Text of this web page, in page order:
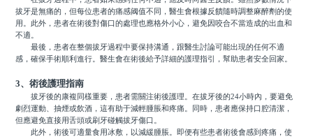
拔牙是無痛的，但每位患者的痛感阈值不同，醫生會根據反饋隨時調整麻醉劑的使
用。此外，患者在術後對傷口的處理也應格外小心，避免因咬合不當造成的出血和
不適。
最後，患者在整個拔牙過程中要保持溝通，跟醫生討論可能出現的任何不適
感，確保手術順利進行。醫生會在術後給予詳細的護理指引，幫助患者安全回家。
3、術後護理指南
拔牙後的康複同樣重要，患者需關注術後護理。在拔牙後的24小時內，要避免
劇烈運動、抽煙或飲酒，這有助于減輕腫脹和疼痛。同時，患者應保持口腔清潔，
但應避免直接用舌頭或刷牙碰觸拔牙傷口。
此外，術後可適量食用冰敷，以減緩腫脹。即便有些患者術後會感到疼痛，使